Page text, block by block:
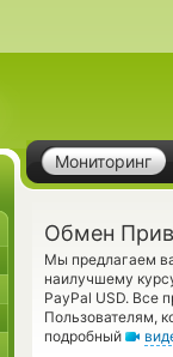
Мониторинг
Обмен
Мы предлагаем
наилучшему
PayPal USD. Все
Пользователям,
подробный